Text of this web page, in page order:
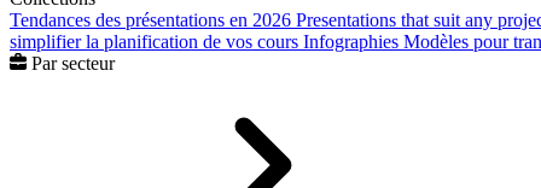
Tendances des présentations en 2026 Presentations that suit any
simplifier la planification de vos cours Infographies Modèles pour
Par secteur